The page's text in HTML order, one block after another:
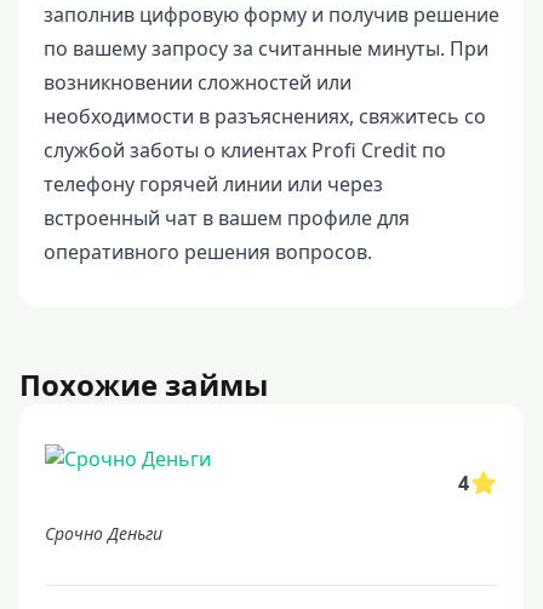
заполнив цифровую форму и получив решение
по вашему запросу за считанные минуты. При
возникновении сложностей или
необходимости в разъяснениях, свяжитесь со
службой заботы о клиентах Profi Credit по
телефону горячей линии или через
встроенный чат в вашем профиле для
оперативного решения вопросов.
Похожие займы
4
Срочно Деньги